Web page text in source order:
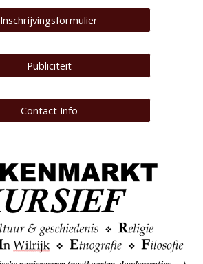
Inschrijvingsformulier
Publiciteit
Contact Info